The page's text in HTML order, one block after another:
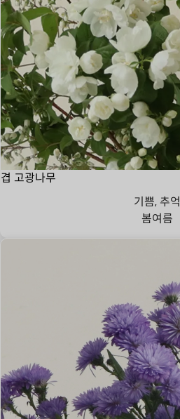
겹 고광나무
기쁨, 추억
봄여름